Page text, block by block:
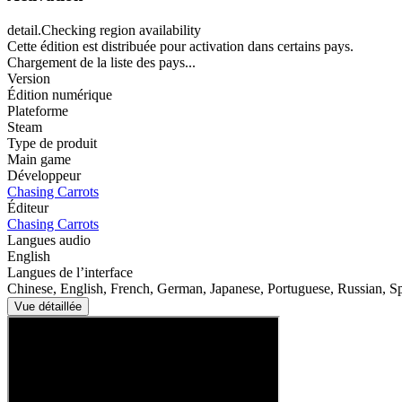
detail.Checking region availability
Cette édition est distribuée pour activation dans certains pays.
Chargement de la liste des pays...
Version
Édition numérique
Plateforme
Steam
Type de produit
Main game
Développeur
Chasing Carrots
Éditeur
Chasing Carrots
Langues audio
English
Langues de l’interface
Chinese, English, French, German, Japanese, Portuguese, Russian,
Vue détaillée